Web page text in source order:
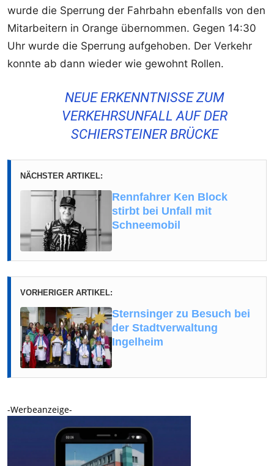
wurde die Sperrung der Fahrbahn ebenfalls von den
Mitarbeitern in Orange übernommen. Gegen 14:30
Uhr wurde die Sperrung aufgehoben. Der Verkehr
konnte ab dann wieder wie gewohnt Rollen.
NEUE ERKENNTNISSE ZUM
VERKEHRSUNFALL AUF DER
SCHIERSTEINER BRÜCKE
NÄCHSTER ARTIKEL:
Rennfahrer Ken Block
stirbt bei Unfall mit
Schneemobil
VORHERIGER ARTIKEL:
Sternsinger zu Besuch bei
der Stadtverwaltung
Ingelheim
-Werbeanzeige-